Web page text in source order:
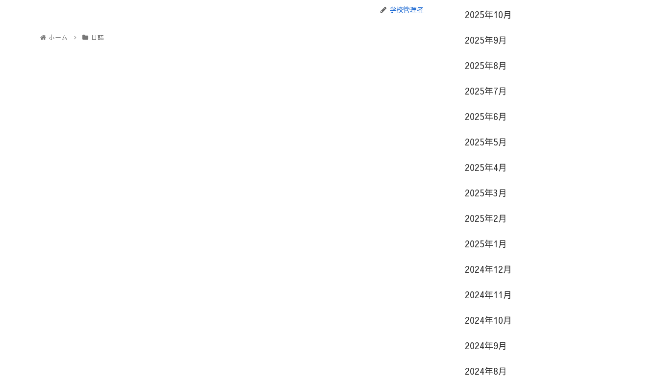
学校管理者
ホーム 日誌
2025年10月
2025年9月
2025年8月
2025年7月
2025年6月
2025年5月
2025年4月
2025年3月
2025年2月
2025年1月
2024年12月
2024年11月
2024年10月
2024年9月
2024年8月